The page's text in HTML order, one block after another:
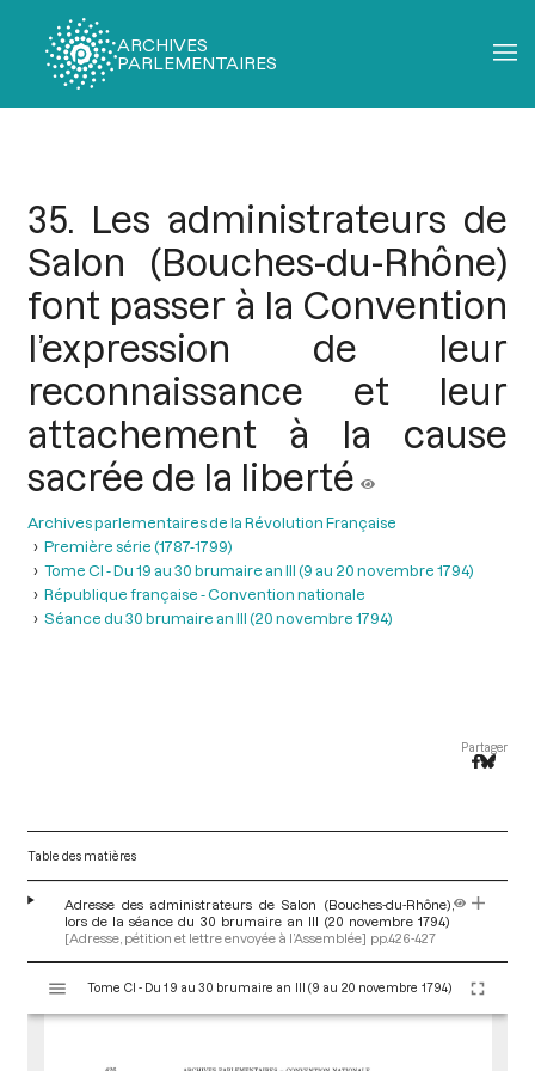
ARCHIVES
PARLEMENTAIRES
35. Les administrateurs de
Salon (Bouches-du-Rhône)
font passer à la Convention
l’expression de leur
reconnaissance et leur
attachement à la cause
sacrée de la liberté
Archives parlementaires de la Révolution Française
Première série (1787-1799)
Tome CI - Du 19 au 30 brumaire an III (9 au 20 novembre 1794)
République française - Convention nationale
Séance du 30 brumaire an III (20 novembre 1794)
Partager
Table des matières
Adresse des administrateurs de Salon (Bouches-du-Rhône),
lors de la séance du 30 brumaire an III (20 novembre 1794)
[Adresse, pétition et lettre envoyée à l’Assemblée] pp.426-427
s
Tome CI - Du 19 au 30 brumaire an III (9 au 20 novembre 1794)